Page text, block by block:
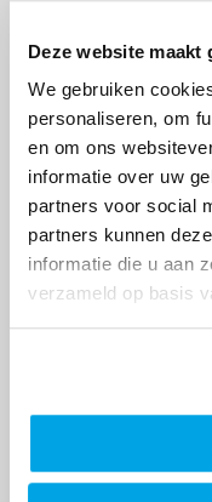
Deze website maakt
We gebruiken
personaliseren, om
en om ons
informatie over uw
partners voor social
partners kunnen
informatie die u aan
verzameld op basis
Wil je hulp bij het
medewerkers
weg in Mijn Lefier.
Maak hem
Dan kun je veel
een moment dat